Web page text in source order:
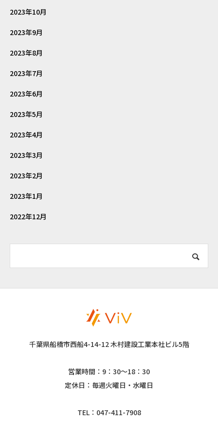
2023年10月
2023年9月
2023年8月
2023年7月
2023年6月
2023年5月
2023年4月
2023年3月
2023年2月
2023年1月
2022年12月
千葉県船橋市西船4-14-12 木村建設工業本社ビル5階
営業時間：9：30～18：30
定休日：毎週火曜日・水曜日
TEL：047-411-7908